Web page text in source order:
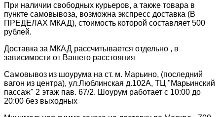
При наличии свободных курьеров, а также товара в
пункте самовывоза, возможна экспресс доставка (В
ПРЕДЕЛАХ МКАД), стоимость которой составляет 500
рублей.
Доставка за МКАД рассчитывается отдельно , в
зависимости от Вашего расстояния
Самовывоз из шоурума на ст. м. Марьино, (последний
вагон из центра), ул.Люблинская д.102А, ТЦ "Марьинский
пассаж" 2 этаж пав. 67/2. Шоурум работает с 10:00 до
20:00 без выходных